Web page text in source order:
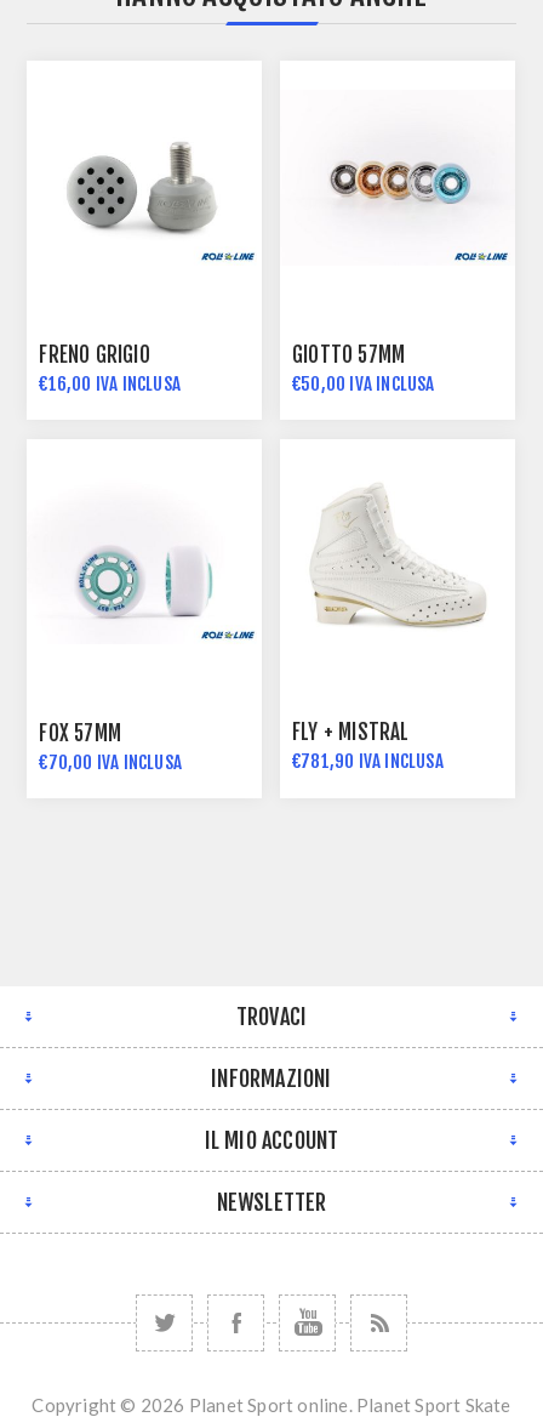
FRENO GRIGIO
€16,00 IVA INCLUSA
GIOTTO 57MM
€50,00 IVA INCLUSA
FOX 57MM
€70,00 IVA INCLUSA
FLY + MISTRAL
€781,90 IVA INCLUSA
TROVACI
INFORMAZIONI
IL MIO ACCOUNT
NEWSLETTER
Copyright © 2026 Planet Sport online. Planet Sport Skate